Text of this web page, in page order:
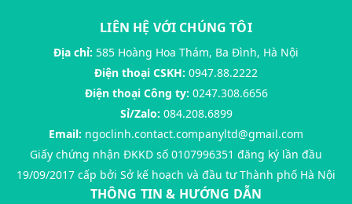
LIÊN HỆ VỚI CHÚNG TÔI
Địa chỉ: 585 Hoàng Hoa Thám, Ba Đình, Hà Nội
Điện thoại CSKH: 0947.88.2222
Điện thoại Công ty: 0247.308.6656
Sỉ/Zalo: 084.208.6899
Email: ngoclinh.contact.companyltd@gmail.com
Giấy chứng nhận ĐKKD số 0107996351 đăng ký lần đầu
19/09/2017 cấp bởi Sở kế hoạch và đầu tư Thành phố Hà Nội
THÔNG TIN & HƯỚNG DẪN